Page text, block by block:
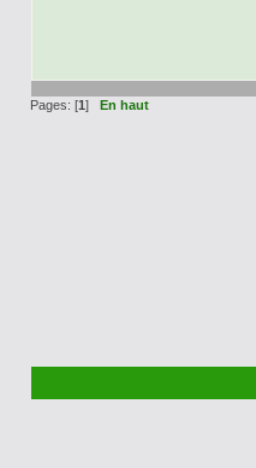
Pages: [1] En haut